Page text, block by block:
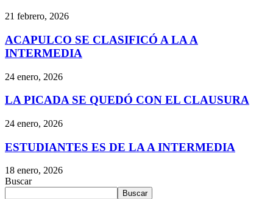
21 febrero, 2026
ACAPULCO SE CLASIFICÓ A LA A
INTERMEDIA
24 enero, 2026
LA PICADA SE QUEDÓ CON EL CLAUSURA
24 enero, 2026
ESTUDIANTES ES DE LA A INTERMEDIA
18 enero, 2026
Buscar
Buscar